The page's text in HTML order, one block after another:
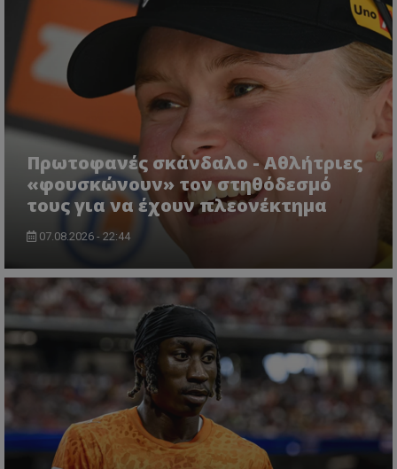
Πρωτοφανές σκάνδαλο - Aθλήτριες
«φουσκώνουν» τον στηθόδεσμό
τους για να έχουν πλεονέκτημα
07.08.2026 - 22:44